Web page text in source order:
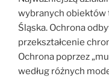
wybranych
Śląska. Ochrona
przekształcenie
Ochrona poprzez
według różnych